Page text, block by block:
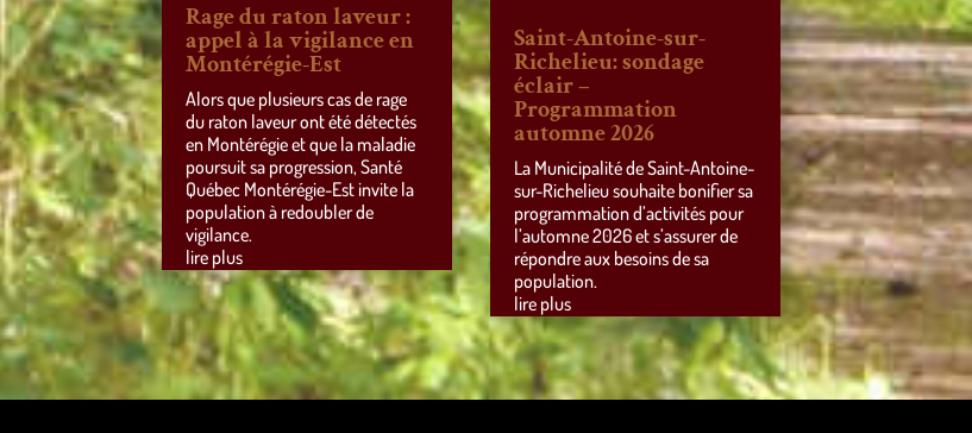
Rage du raton laveur :
appel à la vigilance en
Montérégie-Est
Alors que plusieurs cas de rage
du raton laveur ont été détectés
en Montérégie et que la maladie
poursuit sa progression, Santé
Québec Montérégie-Est invite la
population à redoubler de
vigilance.
lire plus
Saint-Antoine-sur-
Richelieu: sondage
éclair –
Programmation
automne 2026
La Municipalité de Saint-Antoine-
sur-Richelieu souhaite bonifier sa
programmation d’activités pour
l’automne 2026 et s’assurer de
répondre aux besoins de sa
population.
lire plus